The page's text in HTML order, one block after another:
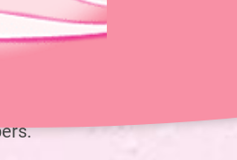
au sarrasin